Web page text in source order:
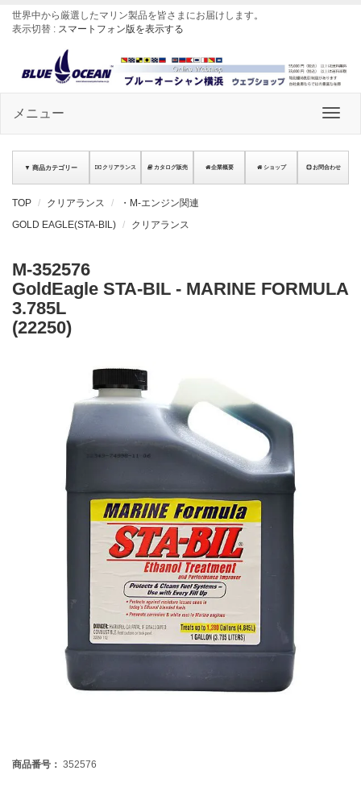
世界中から厳選したマリン製品を皆さまにお届けします。
表示切替 : スマートフォン版を表示する
メニュー
▼ 商品カテゴリー クリアランス カタログ販売 企業概要 ショップ お問合わせ
TOP クリアランス
・M-エンジン関連
GOLD EAGLE(STA-BIL)
クリアランス
M-352576
GoldEagle STA-BIL - MARINE FORMULA
3.785L
(22250)
商品番号： 352576